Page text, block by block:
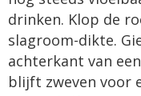
drinken. Klop de
slagroom-dikte.
achterkant van
blijft zweven voor